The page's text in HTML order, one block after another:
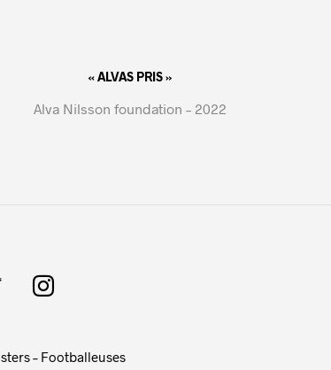
« ALVAS PRIS »
Alva Nilsson foundation – 2022
– Footballeuses